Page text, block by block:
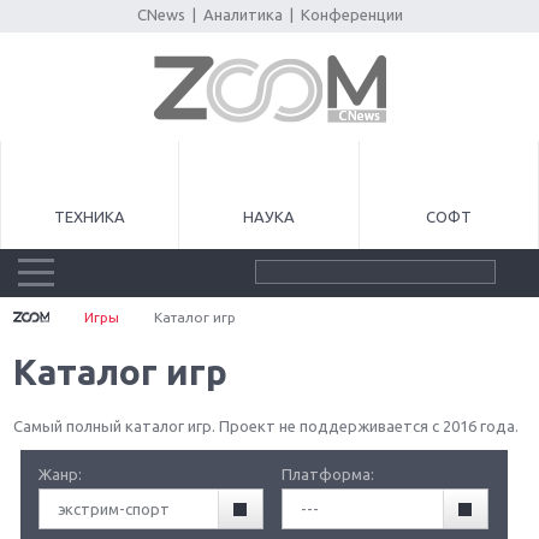
CNews Аналитика Конференции
ТЕХНИКА НАУКА СОФТ
Игры Каталог игр
Каталог игр
Самый полный каталог игр. Проект не поддерживается с 2016 года.
Жанр:
экстрим-спорт
Платформа:
---